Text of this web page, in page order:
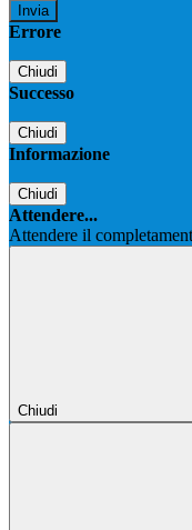
Errore
Chiudi
Successo
Chiudi
Informazione
Chiudi
Attendere...
Attendere il
Chiudi